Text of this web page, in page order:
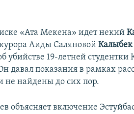
«Ата Мекена» идет некий
Аиды СаляновойКалыбек
убийстве 19-летней
давал показания в рамках
не найдены до сих пор.
объясняет включение